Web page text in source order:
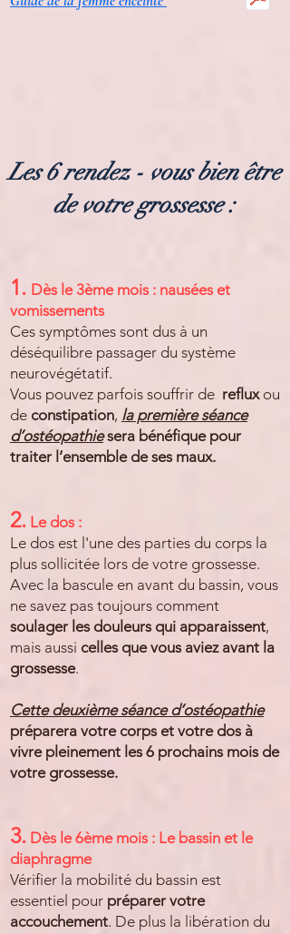
Les 6 rendez - vous bien être
de votre grossesse :
1. Dès le 3ème mois : nausées et
vomissements
Ces symptômes sont dus à un
déséquilibre passager du système
neurovégétatif.
Vous pouvez parfois souffrir de reflux ou
de constipation, la première séance
d’ostéopathiesera bénéfique pour
traiter l’ensemble de ses maux.
2. Le dos :
Le dos est l'une des parties du corps la
plus sollicitée lors de votre grossesse.
Avec la bascule en avant du bassin, vous
ne savez pas toujours comment
soulager les douleurs qui apparaissent,
mais aussi celles que vous aviez avant la
grossesse.
Cette deuxième séance d’ostéopathie
préparera votre corps et votre dos à
vivre pleinement les 6 prochains mois de
votre grossesse.
3. Dès le 6ème mois : Le bassin et le
diaphragme
Vérifier la mobilité du bassin est
essentiel pour préparer votre
accouchement. De plus la libération du